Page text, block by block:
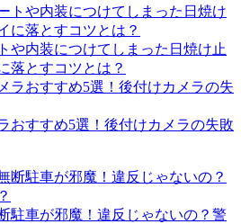
や内装につけてしまった日焼け止
落とすコツとは？
おすすめ5選！後付けカメラの失敗
駐車が邪魔！違反じゃないの？警